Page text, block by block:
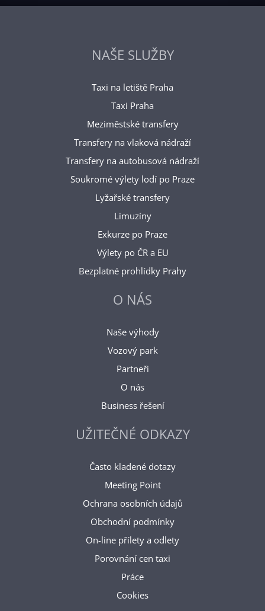
NAŠE SLUŽBY
Taxi na letiště Praha
Taxi Praha
Meziměstské transfery
Transfery na vlaková nádraží
Transfery na autobusová nádraží
Soukromé výlety lodí po Praze
Lyžařské transfery
Limuzíny
Exkurze po Praze
Výlety po ČR a EU
Bezplatné prohlídky Prahy
O NÁS
Naše výhody
Vozový park
Partneři
O nás
Business řešení
UŽITEČNÉ ODKAZY
Často kladené dotazy
Meeting Point
Ochrana osobních údajů
Obchodní podmínky
On-line přílety a odlety
Porovnání cen taxi
Práce
Cookies